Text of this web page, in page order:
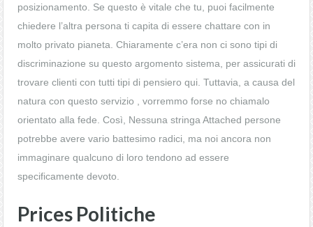
posizionamento. Se questo è vitale che tu, puoi facilmente
chiedere l’altra persona ti capita di essere chattare con in
molto privato pianeta. Chiaramente c’era non ci sono tipi di
discriminazione su questo argomento sistema, per assicurati di
trovare clienti con tutti tipi di pensiero qui. Tuttavia, a causa del
natura con questo servizio , vorremmo forse no chiamalo
orientato alla fede. Così, Nessuna stringa Attached persone
potrebbe avere vario battesimo radici, ma noi ancora non
immaginare qualcuno di loro tendono ad essere
specificamente devoto.
Prices Politiche